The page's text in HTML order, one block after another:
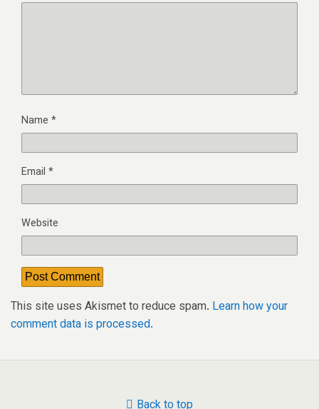
Name *
Email *
Website
This site uses Akismet to reduce spam. Learn how your
comment data is processed.